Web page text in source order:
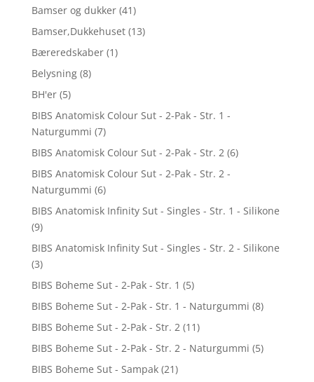
Bamser og dukker (41)
Bamser,Dukkehuset (13)
Bæreredskaber (1)
Belysning (8)
BH'er (5)
BIBS Anatomisk Colour Sut - 2-Pak - Str. 1 -
Naturgummi (7)
BIBS Anatomisk Colour Sut - 2-Pak - Str. 2 (6)
BIBS Anatomisk Colour Sut - 2-Pak - Str. 2 -
Naturgummi (6)
BIBS Anatomisk Infinity Sut - Singles - Str. 1 - Silikone
(9)
BIBS Anatomisk Infinity Sut - Singles - Str. 2 - Silikone
(3)
BIBS Boheme Sut - 2-Pak - Str. 1 (5)
BIBS Boheme Sut - 2-Pak - Str. 1 - Naturgummi (8)
BIBS Boheme Sut - 2-Pak - Str. 2 (11)
BIBS Boheme Sut - 2-Pak - Str. 2 - Naturgummi (5)
BIBS Boheme Sut - Sampak (21)